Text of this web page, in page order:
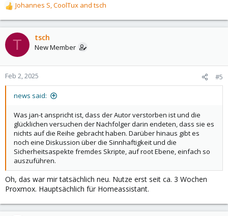
R
e
a
c
t
o
n
Johannes S,CoolTux and tsch
T tsch
New Member
Feb 2, 2025 #5
news said:
Was jan-t anspricht ist, dass der Autor verstorben ist und die
glücklichen versuchen der Nachfolger darin endeten, dass sie es
nichts auf die Reihe gebracht haben. Darüber hinaus gibt es
noch eine Diskussion über die Sinnhaftigkeit und die
Sicherheitsaspekte fremdes Skripte, auf root Ebene, einfach so
auszuführen.
Oh, das war mir tatsächlich neu. Nutze erst seit ca. 3 Wochen
Proxmox. Hauptsächlich für Homeassistant.